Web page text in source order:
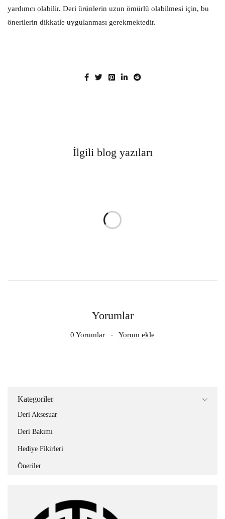
yardımcı olabilir. Deri ürünlerin uzun ömürlü olabilmesi için, bu
önerilerin dikkatle uygulanması gerekmektedir.
İlgili blog yazıları
Yorumlar
0 Yorumlar Yorum ekle
Kategoriler
Deri Aksesuar
Deri Bakımı
Hediye Fikirleri
Öneriler